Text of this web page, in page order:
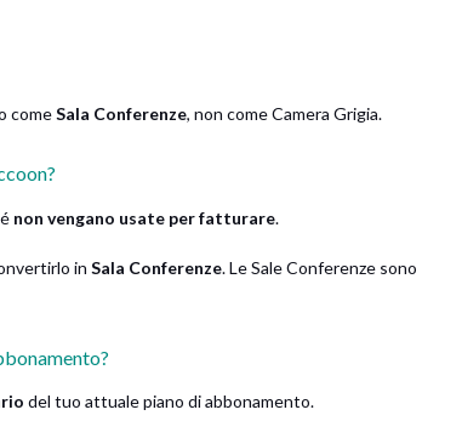
comeSala Conferenze, non come Camera Grigia.
non vengano usate per fatturare.
in Sala Conferenze. Le Sale Conferenze sono
del tuo attuale piano di abbonamento.